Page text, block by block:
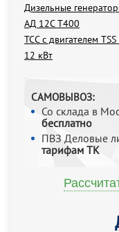
Дизельные
АД 12С Т400
ТСС с двигателем
12 кВт
САМОВЫВОЗ:
Со склада в
бесплатно
ПВЗ Деловые
тарифам ТК